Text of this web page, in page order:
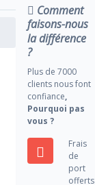
Comment
faisons-nous
la différence
?
Plus de 7000
clients nous font
confiance,
Pourquoi pas
vous ?
Frais
de
port
offerts